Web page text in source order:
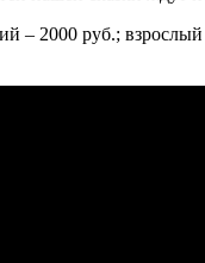
– 2000 руб.;